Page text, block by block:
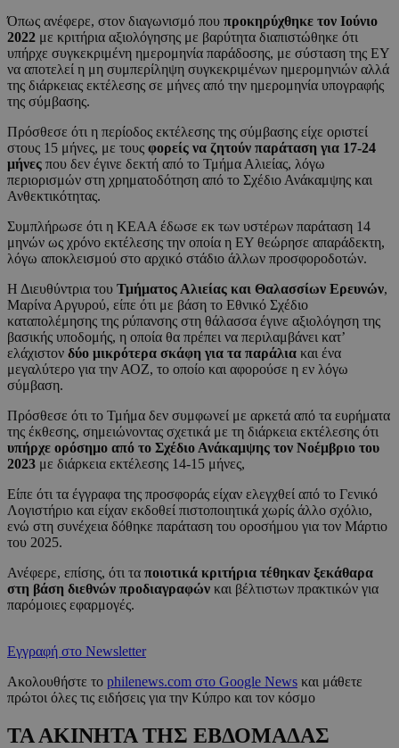
Όπως ανέφερε, στον διαγωνισμό που προκηρύχθηκε τον Ιούνιο
2022 με κριτήρια αξιολόγησης με βαρύτητα διαπιστώθηκε ότι
υπήρχε συγκεκριμένη ημερομηνία παράδοσης, με σύσταση της ΕΥ
να αποτελεί η μη συμπερίληψη συγκεκριμένων ημερομηνιών αλλά
της διάρκειας εκτέλεσης σε μήνες από την ημερομηνία υπογραφής
της σύμβασης.
Πρόσθεσε ότι η περίοδος εκτέλεσης της σύμβασης είχε οριστεί
στους 15 μήνες, με τους φορείς να ζητούν παράταση για 17-24
μήνες που δεν έγινε δεκτή από το Τμήμα Αλιείας, λόγω
περιορισμών στη χρηματοδότηση από το Σχέδιο Ανάκαμψης και
Ανθεκτικότητας.
Συμπλήρωσε ότι η ΚΕΑΑ έδωσε εκ των υστέρων παράταση 14
μηνών ως χρόνο εκτέλεσης την οποία η ΕΥ θεώρησε απαράδεκτη,
λόγω αποκλεισμού στο αρχικό στάδιο άλλων προσφοροδοτών.
Η Διευθύντρια του Τμήματος Αλιείας και Θαλασσίων Ερευνών,
Μαρίνα Αργυρού, είπε ότι με βάση το Εθνικό Σχέδιο
καταπολέμησης της ρύπανσης στη θάλασσα έγινε αξιολόγηση της
βασικής υποδομής, η οποία θα πρέπει να περιλαμβάνει κατ’
ελάχιστον δύο μικρότερα σκάφη για τα παράλια και ένα
μεγαλύτερο για την ΑΟΖ, το οποίο και αφορούσε η εν λόγω
σύμβαση.
Πρόσθεσε ότι το Τμήμα δεν συμφωνεί με αρκετά από τα ευρήματα
της έκθεσης, σημειώνοντας σχετικά με τη διάρκεια εκτέλεσης ότι
υπήρχε ορόσημο από το Σχέδιο Ανάκαμψης τον Νοέμβριο του
2023 με διάρκεια εκτέλεσης 14-15 μήνες,
Είπε ότι τα έγγραφα της προσφοράς είχαν ελεγχθεί από το Γενικό
Λογιστήριο και είχαν εκδοθεί πιστοποιητικά χωρίς άλλο σχόλιο,
ενώ στη συνέχεια δόθηκε παράταση του οροσήμου για τον Μάρτιο
του 2025.
Ανέφερε, επίσης, ότι τα ποιοτικά κριτήρια τέθηκαν ξεκάθαρα
στη βάση διεθνών προδιαγραφών και βέλτιστων πρακτικών για
παρόμοιες εφαρμογές.
Εγγραφή στο Newsletter
Ακολουθήστε το philenews.com στο Google News και μάθετε
πρώτοι όλες τις ειδήσεις για την Κύπρο και τον κόσμο
ΤΑ ΑΚΙΝΗΤΑ ΤΗΣ ΕΒΔΟΜΑΔΑΣ